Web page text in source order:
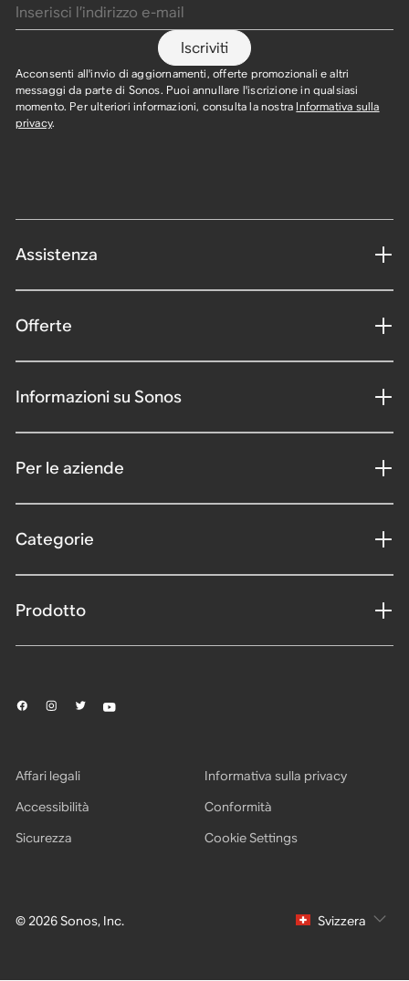
Iscriviti
Acconsenti all'invio di aggiornamenti, offerte promozionali e altri
messaggi da parte di Sonos. Puoi annullare l'iscrizione in qualsiasi
momento. Per ulteriori informazioni, consulta la nostra Informativa sulla
privacy.
Assistenza
Offerte
Informazioni su Sonos
Per le aziende
Categorie
Prodotto
© 2026 Sonos, Inc.
Affari legali
Informativa sulla privacy
Accessibilità
Conformità
Sicurezza
Cookie Settings
Svizzera